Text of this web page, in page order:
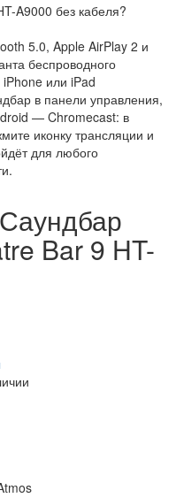
A9000 без кабеля?
5.0, Apple AirPlay 2 и
беспроводного
или iPad
в панели управления,
— Chromecast: в
иконку трансляции и
для любого
Bar 9 HT-